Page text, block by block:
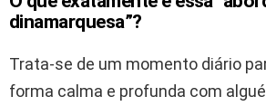
dinamarquesa”?
Trata-se de um momento diário
forma calma e profunda com